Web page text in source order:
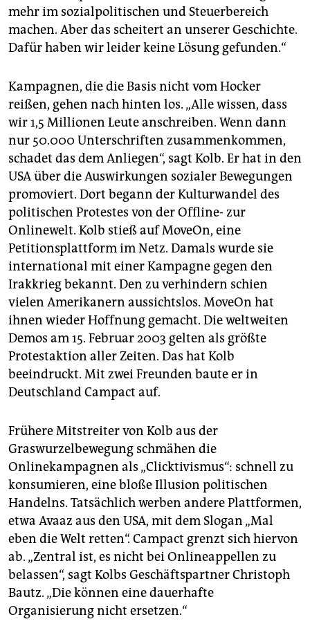
mehr im sozialpolitischen und Steuerbereich
machen. Aber das scheitert an unserer Geschichte.
Dafür haben wir leider keine Lösung gefunden.“
Kampagnen, die die Basis nicht vom Hocker
reißen, gehen nach hinten los. „Alle wissen, dass
wir 1,5 Millionen Leute anschreiben. Wenn dann
nur 50.000 Unterschriften zusammenkommen,
schadet das dem Anliegen“, sagt Kolb. Er hat in den
USA über die Auswirkungen sozialer Bewegungen
promoviert. Dort begann der Kulturwandel des
politischen Protestes von der Offline- zur
Onlinewelt. Kolb stieß auf MoveOn, eine
Petitionsplattform im Netz. Damals wurde sie
international mit einer Kampagne gegen den
Irakkrieg bekannt. Den zu verhindern schien
vielen Amerikanern aussichtslos. MoveOn hat
ihnen wieder Hoffnung gemacht. Die weltweiten
Demos am 15. Februar 2003 gelten als größte
Protestaktion aller Zeiten. Das hat Kolb
beeindruckt. Mit zwei Freunden baute er in
Deutschland Campact auf.
Frühere Mitstreiter von Kolb aus der
Graswurzelbewegung schmähen die
Onlinekampagnen als „Clicktivismus“: schnell zu
konsumieren, eine bloße Illusion politischen
Handelns. Tatsächlich werben andere Plattformen,
etwa Avaaz aus den USA, mit dem Slogan „Mal
eben die Welt retten“. Campact grenzt sich hiervon
ab. „Zentral ist, es nicht bei Onlineappellen zu
belassen“, sagt Kolbs Geschäftspartner Christoph
Bautz. „Die können eine dauerhafte
Organisierung nicht ersetzen.“